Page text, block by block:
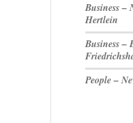
Business –
Hertlein
Business –
People –